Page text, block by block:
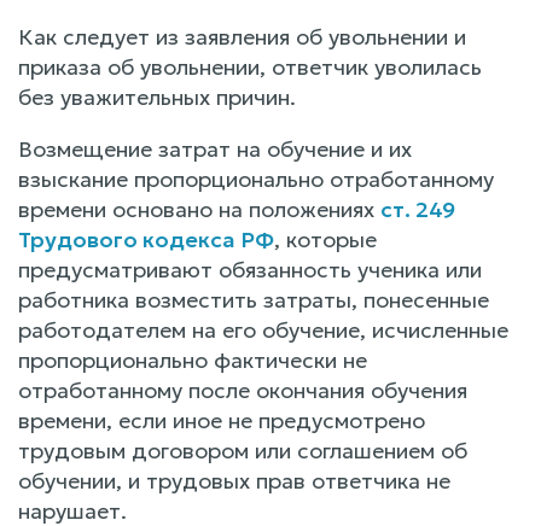
Как следует из заявления об увольнении и
приказа об увольнении, ответчик уволилась
без уважительных причин.
Возмещение затрат на обучение и их
взыскание пропорционально отработанному
времени основано на положениях ст. 249
Трудового кодекса РФ, которые
предусматривают обязанность ученика или
работника возместить затраты, понесенные
работодателем на его обучение, исчисленные
пропорционально фактически не
отработанному после окончания обучения
времени, если иное не предусмотрено
трудовым договором или соглашением об
обучении, и трудовых прав ответчика не
нарушает.